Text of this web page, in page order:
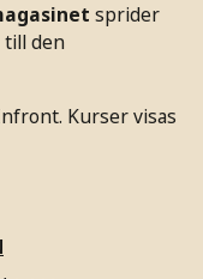
sprider
till den
Kurser visas